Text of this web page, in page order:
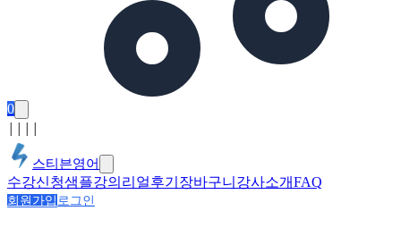
0
스티븐영어
수강신청샘플강의 리얼후기 장바구니 강사소개FAQ
회원가입 로그인